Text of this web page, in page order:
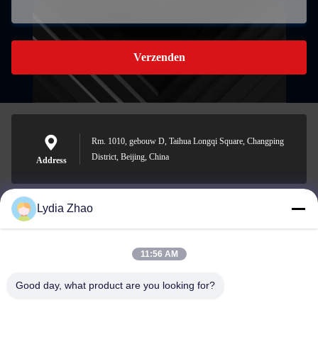
Verzenden
Address
Rm. 1010, gebouw D, Taihua Longqi Square, Changping
District, Beijing, China
jesingd@vip.sina.com
Lydia Zhao
11:56 AM
Good day, what product are you looking for?